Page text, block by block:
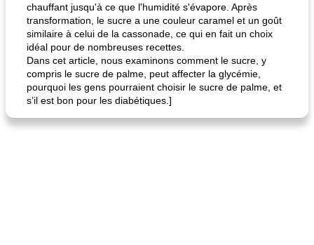
chauffant jusqu'à ce que l'humidité s'évapore. Après
transformation, le sucre a une couleur caramel et un goût
similaire à celui de la cassonade, ce qui en fait un choix
idéal pour de nombreuses recettes.
Dans cet article, nous examinons comment le sucre, y
compris le sucre de palme, peut affecter la glycémie,
pourquoi les gens pourraient choisir le sucre de palme, et
s’il est bon pour les diabétiques.]